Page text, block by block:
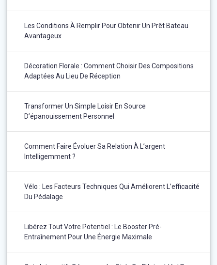
Les Conditions À Remplir Pour Obtenir Un Prêt Bateau
Avantageux
Décoration Florale : Comment Choisir Des Compositions
Adaptées Au Lieu De Réception
Transformer Un Simple Loisir En Source
D’épanouissement Personnel
Comment Faire Évoluer Sa Relation À L’argent
Intelligemment ?
Vélo : Les Facteurs Techniques Qui Améliorent L’efficacité
Du Pédalage
Libérez Tout Votre Potentiel : Le Booster Pré-
Entraînement Pour Une Énergie Maximale